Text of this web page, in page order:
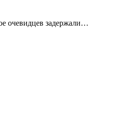
очевидцев задержали…